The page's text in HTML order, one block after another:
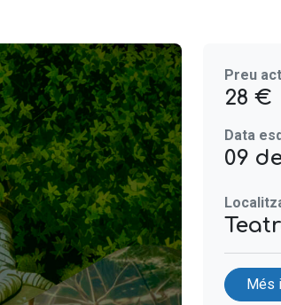
Preu
28 €
Data
09
Més